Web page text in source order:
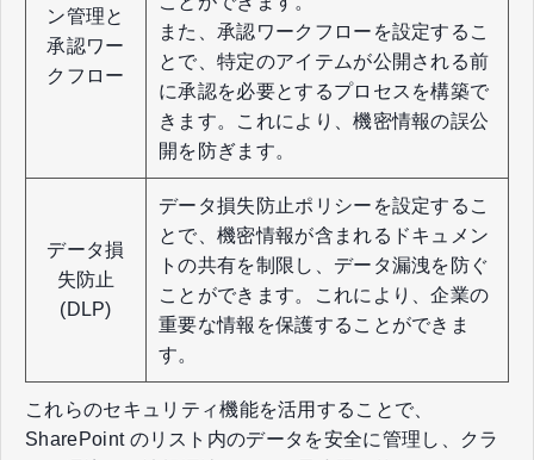
ン管理と
承認ワー
クフロー
また、承認ワークフローを設定するこ
とで、特定のアイテムが公開される前
に承認を必要とするプロセスを構築で
きます。これにより、機密情報の誤公
開を防ぎます。
データ損
失防止
(DLP)
データ損失防止ポリシーを設定するこ
とで、機密情報が含まれるドキュメン
トの共有を制限し、データ漏洩を防ぐ
ことができます。これにより、企業の
重要な情報を保護することができま
す。
これらのセキュリティ機能を活用することで、
SharePoint のリスト内のデータを安全に管理し、クラ